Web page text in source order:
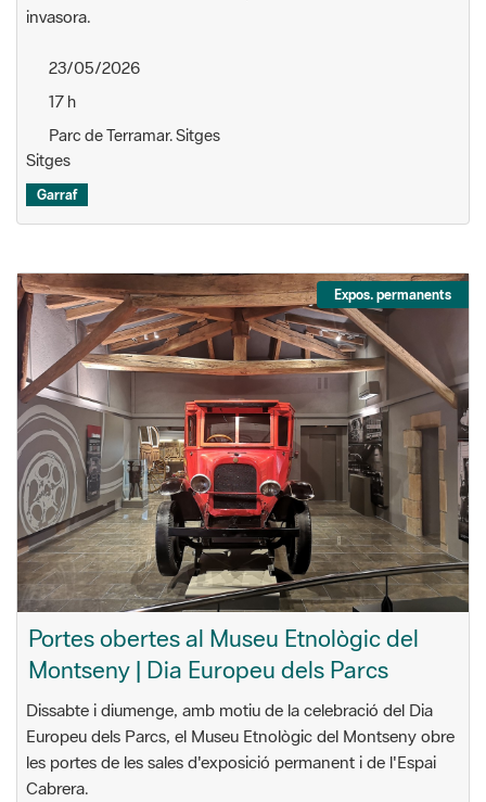
invasora.
23/05/2026
17 h
Parc de Terramar. Sitges
Sitges
Garraf
Expos. permanents
Portes obertes al Museu Etnològic del
Montseny | Dia Europeu dels Parcs
Dissabte i diumenge, amb motiu de la celebració del Dia
Europeu dels Parcs, el Museu Etnològic del Montseny obre
les portes de les sales d'exposició permanent i de l'Espai
Cabrera.